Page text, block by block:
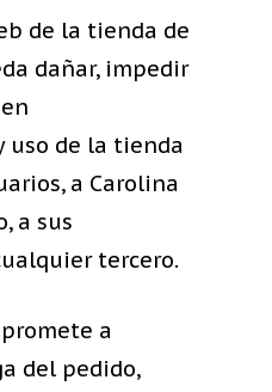
de la tienda de
dañar, impedir
de la tienda
a Carolina
a sus
tercero.
a
del pedido,